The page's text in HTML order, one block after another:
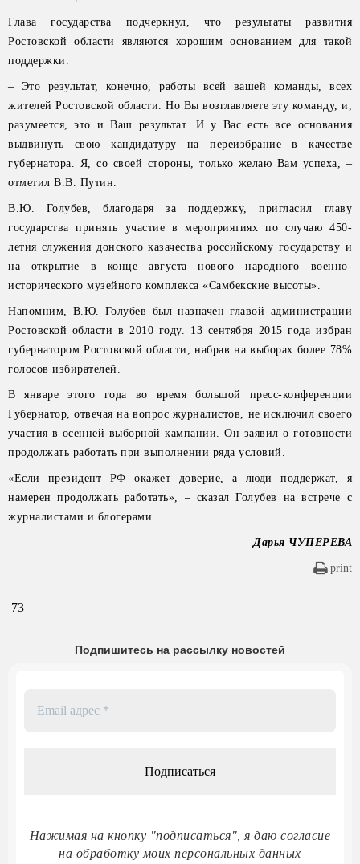
Глава государства подчеркнул, что результаты развития
Ростовской области являются хорошим основанием для такой
поддержки.
– Это результат, конечно, работы всей вашей команды, всех
жителей Ростовской области. Но Вы возглавляете эту команду, и,
разумеется, это и Ваш результат. И у Вас есть все основания
выдвинуть свою кандидатуру на переизбрание в качестве
губернатора. Я, со своей стороны, только желаю Вам успеха, –
отметил В.В. Путин.
В.Ю. Голубев, благодаря за поддержку, пригласил главу
государства принять участие в мероприятиях по случаю 450-
летия служения донского казачества российскому государству и
на открытие в конце августа нового народного военно-
исторического музейного комплекса «Самбекские высоты».
Напомним, В.Ю. Голубев был назначен главой администрации
Ростовской области в 2010 году. 13 сентября 2015 года избран
губернатором Ростовской области, набрав на выборах более 78%
голосов избирателей.
В январе этого года во время большой пресс-конференции
Губернатор, отвечая на вопрос журналистов, не исключил своего
участия в осенней выборной кампании. Он заявил о готовности
продолжать работать при выполнении ряда условий.
«Если президент РФ окажет доверие, а люди поддержат, я
намерен продолжать работать», – сказал Голубев на встрече с
журналистами и блогерами.
Дарья ЧУПЕРЕВА
print
73
Подпишитесь на рассылку новостей
Нажимая на кнопку "подписаться", я даю согласие
на обработку моих персональных данных